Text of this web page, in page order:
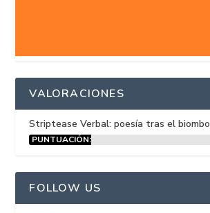
VALORACIONES
Striptease Verbal: poesía tras el biombo
PUNTUACIÓN:
FOLLOW US